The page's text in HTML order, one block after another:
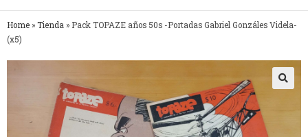
Home » Tienda » Pack TOPAZE años 50s -Portadas Gabriel Gonzáles Videla-
(x5)